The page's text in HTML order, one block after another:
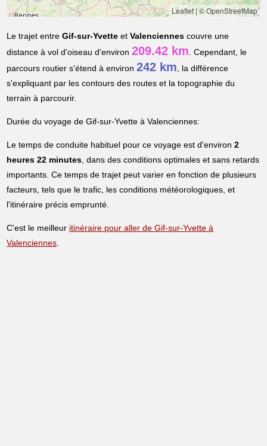
Leaflet|© OpenStreetMap
Le trajet entreGif-sur-Yvette etValenciennes couvre une
distance à vol d'oiseau d'environ209.42 km. Cependant, le
parcours routier s'étend à environ242 km, la différence
s'expliquant par les contours des routes et la topographie du
terrain à parcourir.
Durée du voyage de Gif-sur-Yvette à Valenciennes:
Le temps de conduite habituel pour ce voyage est d'environ2
heures 22 minutes, dans des conditions optimales et sans retards
importants. Ce temps de trajet peut varier en fonction de plusieurs
facteurs, tels que le trafic, les conditions météorologiques, et
l'itinéraire précis emprunté.
C'est le meilleur itinéraire pour aller de Gif-sur-Yvette à
Valenciennes.